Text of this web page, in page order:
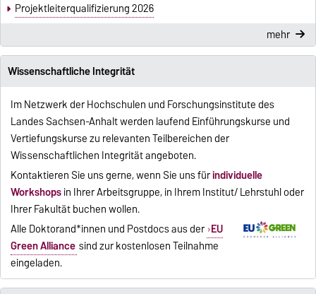
Projektleiterqualifizierung 2026
mehr
Wissenschaftliche Integrität
Im Netzwerk der Hochschulen und Forschungsinstitute des
Landes Sachsen-Anhalt werden laufend Einführungskurse und
Vertiefungskurse zu relevanten Teilbereichen der
Wissenschaftlichen Integrität angeboten.
Kontaktieren Sie uns gerne, wenn Sie uns fürindividuelle
Workshopsin Ihrer Arbeitsgruppe, in Ihrem Institut/ Lehrstuhl oder
Ihrer Fakultät buchen wollen.
Alle Doktorand*innen und Postdocs aus der EU
Green Alliance sind zur kostenlosen Teilnahme
eingeladen.